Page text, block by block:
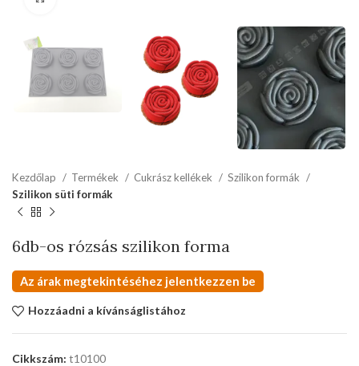
Kezdőlap Termékek Cukrász kellékek
Szilikon formák
Szilikon süti formák
6db-os rózsás szilikon forma
Az árak megtekintéséhez jelentkezzen be
Hozzáadni a kívánságlistához
Cikkszám: t10100